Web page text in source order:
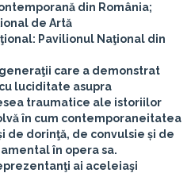
din România;
de Artă
: Pavilionul Naţional din
care a demonstrat
luciditate asupra
traumatice ale istoriilor
în cum contemporaneitatea
de dorinţă, de convulsie și de
în opera sa.
ai aceleiaşi